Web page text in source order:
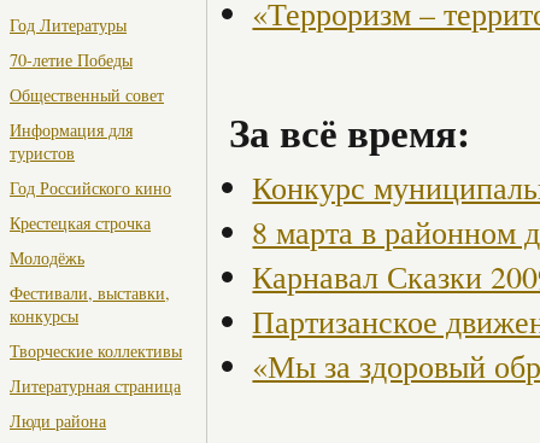
Год Литературы
70-летие Победы
Общественный совет
Информация для
туристов
Год Российского кино
Крестецкая строчка
Молодёжь
Фестивали, выставки,
конкурсы
Творческие коллективы
Литературная страница
Люди района
«Терроризм –
За всё время:
Конкурс
8 марта в районном
Карнавал Сказки
Партизанское
«Мы за здоровый